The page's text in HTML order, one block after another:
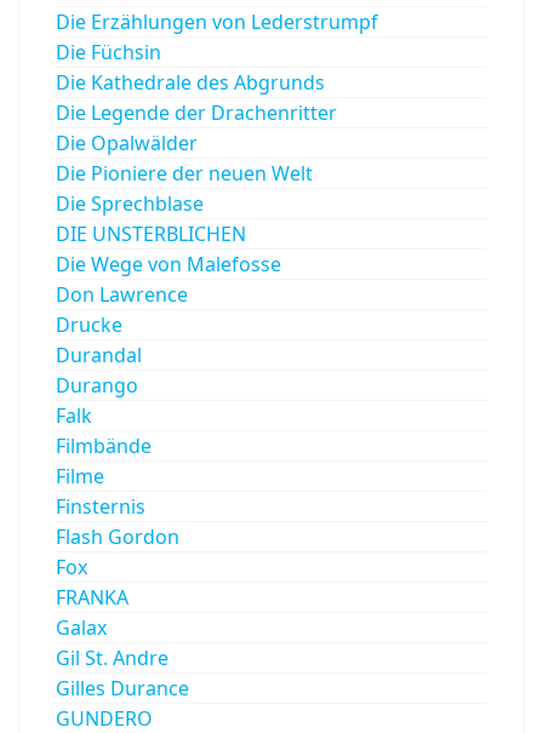
Die Erzählungen von Lederstrumpf
Die Füchsin
Die Kathedrale des Abgrunds
Die Legende der Drachenritter
Die Opalwälder
Die Pioniere der neuen Welt
Die Sprechblase
DIE UNSTERBLICHEN
Die Wege von Malefosse
Don Lawrence
Drucke
Durandal
Durango
Falk
Filmbände
Filme
Finsternis
Flash Gordon
Fox
FRANKA
Galax
Gil St. Andre
Gilles Durance
GUNDERO